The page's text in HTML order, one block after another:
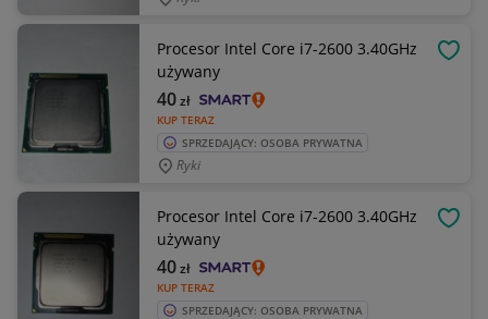
Procesor Intel Core i7-2600 3.40GHz
używany
KUP TERAZ
40zł
SPRZEDAJĄCY: OSOBA PRYWATNA
Ryki
Procesor Intel Core i7-2600 3.40GHz
używany
KUP TERAZ
40zł
SPRZEDAJĄCY: OSOBA PRYWATNA